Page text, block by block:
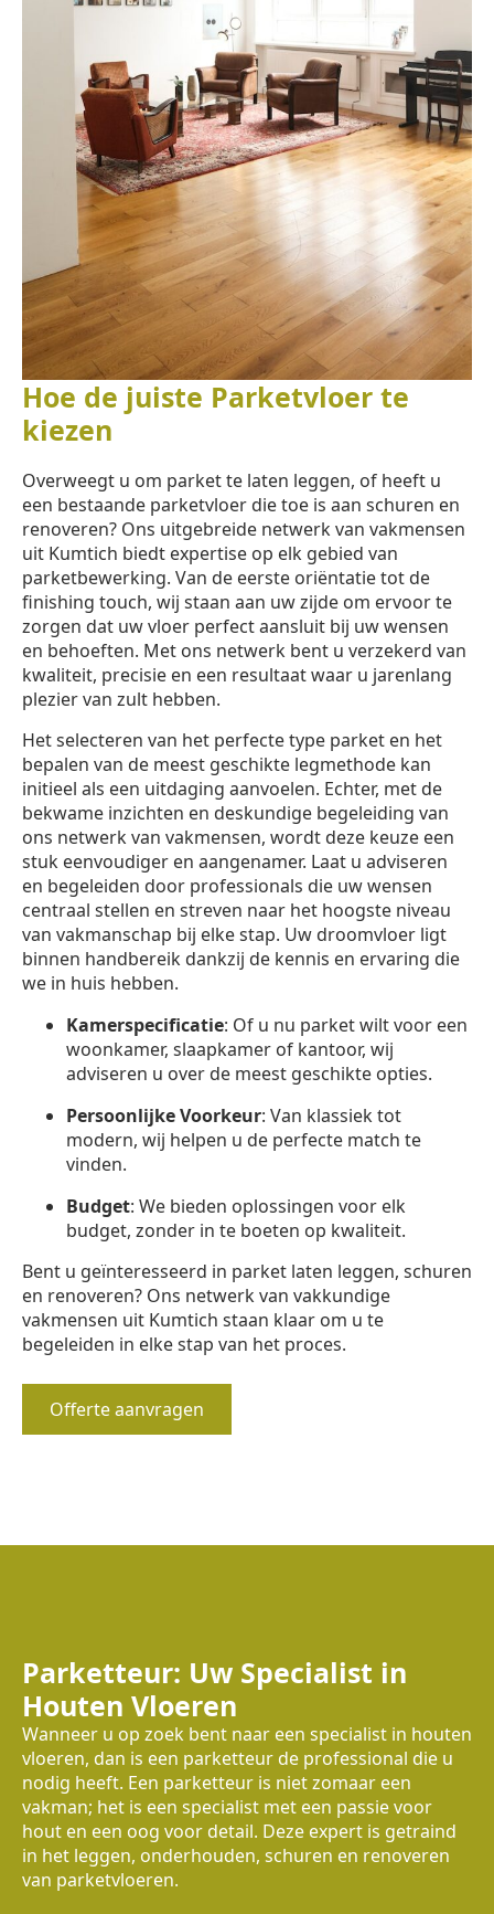
Hoe de juiste Parketvloer te
kiezen
Overweegt u om parket te laten leggen, of heeft u
een bestaande parketvloer die toe is aan schuren en
renoveren? Ons uitgebreide netwerk van vakmensen
uit Kumtich biedt expertise op elk gebied van
parketbewerking. Van de eerste oriëntatie tot de
finishing touch, wij staan aan uw zijde om ervoor te
zorgen dat uw vloer perfect aansluit bij uw wensen
en behoeften. Met ons netwerk bent u verzekerd van
kwaliteit, precisie en een resultaat waar u jarenlang
plezier van zult hebben.
Het selecteren van het perfecte type parket en het
bepalen van de meest geschikte legmethode kan
initieel als een uitdaging aanvoelen. Echter, met de
bekwame inzichten en deskundige begeleiding van
ons netwerk van vakmensen, wordt deze keuze een
stuk eenvoudiger en aangenamer. Laat u adviseren
en begeleiden door professionals die uw wensen
centraal stellen en streven naar het hoogste niveau
van vakmanschap bij elke stap. Uw droomvloer ligt
binnen handbereik dankzij de kennis en ervaring die
we in huis hebben.
Kamerspecificatie: Of u nu parket wilt voor een
woonkamer, slaapkamer of kantoor, wij
adviseren u over de meest geschikte opties.
Persoonlijke Voorkeur: Van klassiek tot
modern, wij helpen u de perfecte match te
vinden.
Budget: We bieden oplossingen voor elk
budget, zonder in te boeten op kwaliteit.
Bent u geïnteresseerd in parket laten leggen, schuren
en renoveren? Ons netwerk van vakkundige
vakmensen uit Kumtich staan klaar om u te
begeleiden in elke stap van het proces.
Offerte aanvragen
Parketteur: Uw Specialist in
Houten Vloeren
Wanneer u op zoek bent naar een specialist in houten
vloeren, dan is een parketteur de professional die u
nodig heeft. Een parketteur is niet zomaar een
vakman; het is een specialist met een passie voor
hout en een oog voor detail. Deze expert is getraind
in het leggen, onderhouden, schuren en renoveren
van parketvloeren.